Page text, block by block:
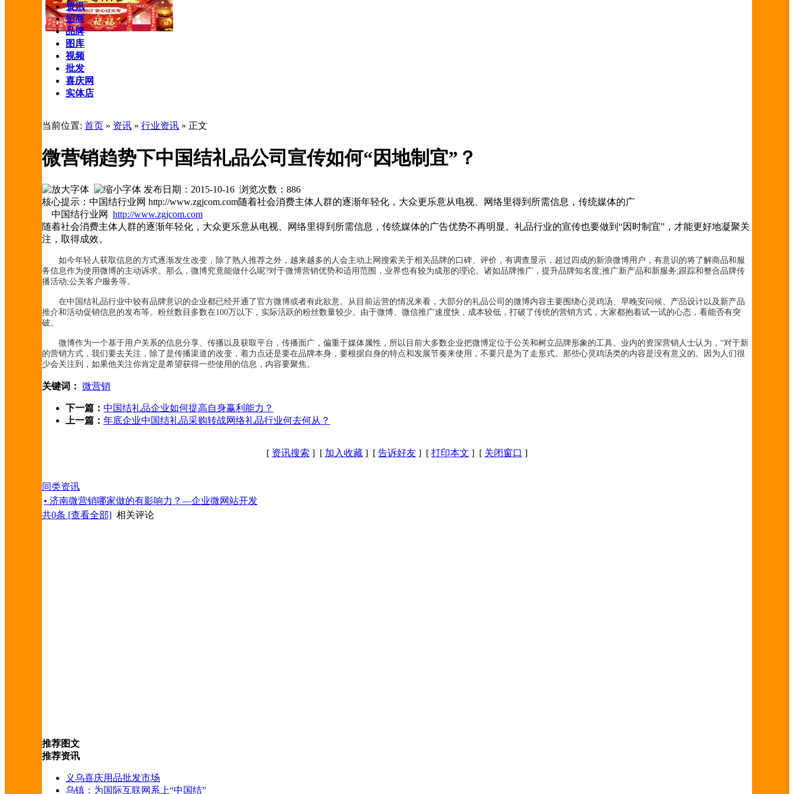
资讯
招商
品牌
图库
视频
批发
喜庆网
实体店
当前位置: 首页 » 资讯 » 行业资讯 » 正文
微营销趋势下中国结礼品公司宣传如何“因地制宜”？
发布日期：2015-10-16 浏览次数： 886
核心提示：中国结行业网 http://www.zgjcom.com随着社会消费主体人群的逐渐年轻化，大众更乐意从电视、网络里得到所需信息，传统媒体的广
中国结行业网 http://www.zgjcom.com
随着社会消费主体人群的逐渐年轻化，大众更乐意从电视、网络里得到所需信息，传统媒体的广告优势不再明显。礼品行业的宣传也要做到“因时制宜”，才能更好地凝聚关
注，取得成效。
如今年轻人获取信息的方式逐渐发生改变，除了熟人推荐之外，越来越多的人会主动上网搜索关于相关品牌的口碑、评价，有调查显示，超过四成的新浪微博用户，有意识的将了解商品和服
务信息作为使用微博的主动诉求。那么，微博究竟能做什么呢?对于微博营销优势和适用范围，业界也有较为成形的理论。诸如品牌推广，提升品牌知名度;推广新产品和新服务;跟踪和整合品牌传
播活动;公关客户服务等。
在中国结礼品行业中较有品牌意识的企业都已经开通了官方微博或者有此欲意。从目前运营的情况来看，大部分的礼品公司的微博内容主要围绕心灵鸡汤、早晚安问候、产品设计以及新产品
推介和活动促销信息的发布等。粉丝数目多数在100万以下，实际活跃的粉丝数量较少。由于微博、微信推广速度快，成本较低，打破了传统的营销方式，大家都抱着试一试的心态，看能否有突
破。
微博作为一个基于用户关系的信息分享、传播以及获取平台，传播面广，偏重于媒体属性，所以目前大多数企业把微博定位于公关和树立品牌形象的工具。业内的资深营销人士认为，“对于新
的营销方式，我们要去关注，除了是传播渠道的改变，着力点还是要在品牌本身，要根据自身的特点和发展节奏来使用，不要只是为了走形式。那些心灵鸡汤类的内容是没有意义的。因为人们很
少会关注到，如果他关注你肯定是希望获得一些使用的信息，内容要聚焦。
关键词： 微营销
下一篇： 中国结礼品企业如何提高自身赢利能力？
上一篇： 年底企业中国结礼品采购转战网络礼品行业何去何从？
[ 资讯搜索 ] [ 加入收藏 ] [ 告诉好友 ] [ 打印本文 ] [ 关闭窗口 ]
同类资讯
• 济南微营销哪家做的有影响力？—企业微网站开发
共0条 [查看全部] 相关评论
推荐图文
推荐资讯
义乌喜庆用品批发市场
乌镇：为国际互联网系上“中国结”